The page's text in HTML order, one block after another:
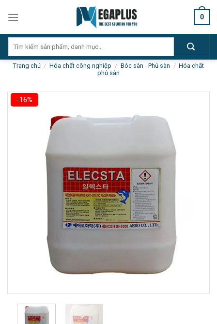
0
kiếm:
Trang chủ / Hóa chất công nghiệp / Bóc sàn - Phủ sàn / Hóa chất
phủ sàn
-16%